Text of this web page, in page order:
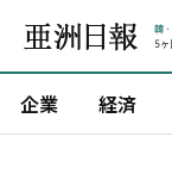
企業 経済